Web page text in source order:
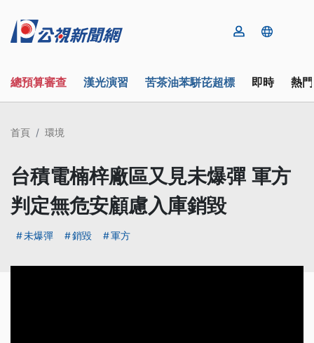
總預算審查 漢光演習 苦茶油苯駢芘超標 即時 熱
首頁 環境
台積電楠梓廠區又見未爆彈 軍方
判定無危安顧慮入庫銷毀
未爆彈 銷毀 軍方